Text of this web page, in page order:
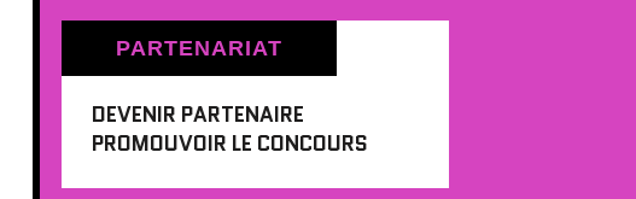
PARTENARIAT
DEVENIR PARTENAIRE
PROMOUVOIR LE CONCOURS